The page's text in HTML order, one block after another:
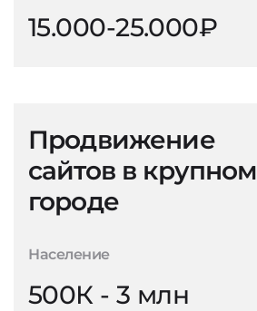
15.000-25.000₽
Продвижение
сайтов в крупном
городе
Население
500К - 3 млн